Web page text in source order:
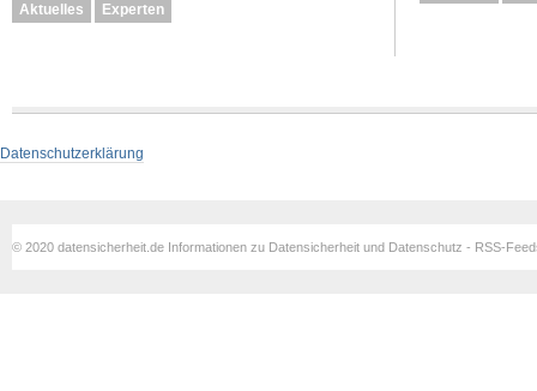
Aktuelles Experten
Datenschutzerklärung
© 2020 datensicherheit.de Informationen zu Datensicherheit und Datenschutz - RSS-